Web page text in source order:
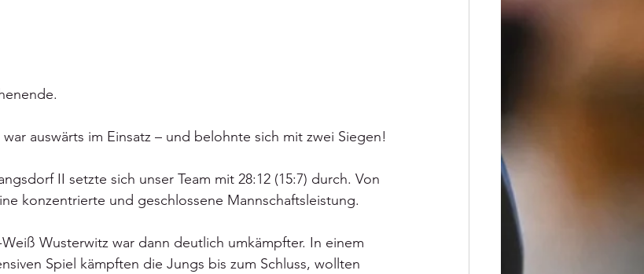
war auswärts im Einsatz – und belohnte sich mit zwei Siegen!
II setzte sich unser Team mit 28:12 (15:7) durch. Von
konzentrierte und geschlossene Mannschaftsleistung.
Wusterwitz war dann deutlich umkämpfter. In einem
Spiel kämpften die Jungs bis zum Schluss, wollten